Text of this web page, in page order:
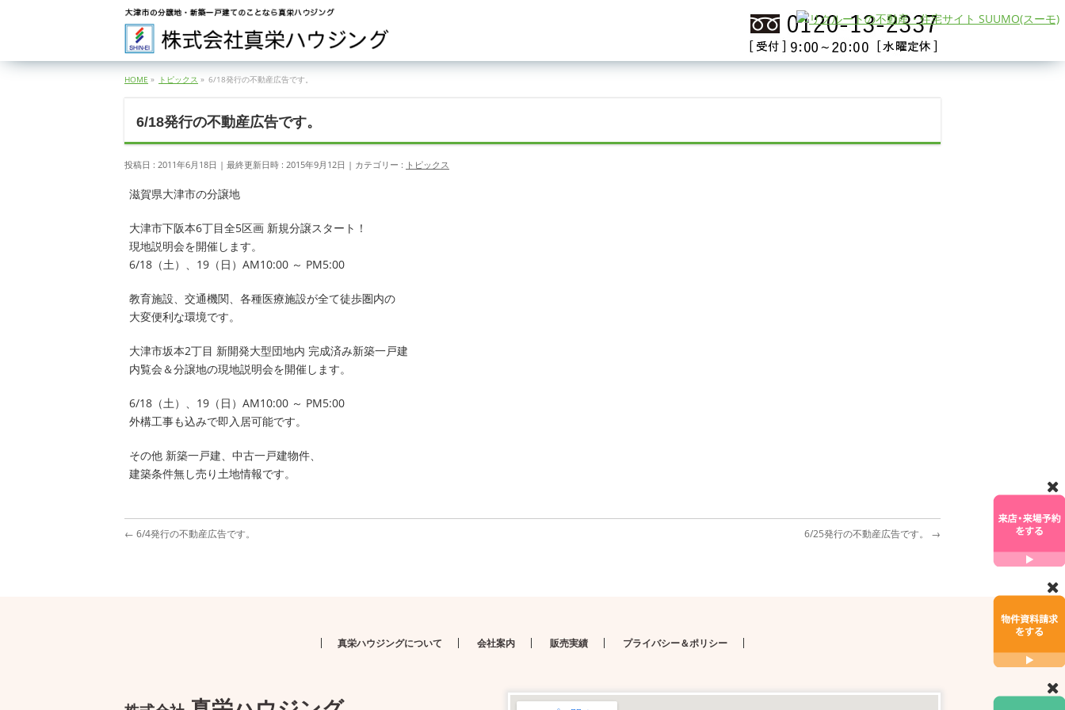
HOME » トピックス » 6/18発行の不動産広告です。
6/18発行の不動産広告です。
投稿日 : 2011年6月18日 最終更新日時 : 2015年9月12日 カテゴリー : トピックス
滋賀県大津市の分譲地
大津市下阪本6丁目全5区画 新規分譲スタート！
現地説明会を開催します。
6/18（土）、19（日）AM10:00 ～ PM5:00
教育施設、交通機関、各種医療施設が全て徒歩圏内の
大変便利な環境です。
大津市坂本2丁目 新開発大型団地内 完成済み新築一戸建
内覧会＆分譲地の現地説明会を開催します。
6/18（土）、19（日）AM10:00 ～ PM5:00
外構工事も込みで即入居可能です。
その他 新築一戸建、中古一戸建物件、
建築条件無し売り土地情報です。
← 6/4発行の不動産広告です。 6/25発行の不動産広告です。 →
真栄ハウジングについて 会社案内 販売実績 プライバシー＆ポリシー